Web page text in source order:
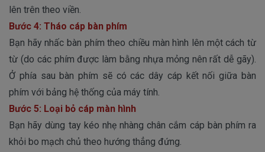
lên trên theo viền.
Bước 4: Tháo cáp bàn phím
Bạn hãy nhấc bàn phím theo chiều màn hình lên một cách từ
từ (do các phím được làm bằng nhựa mỏng nên rất dễ gãy).
Ở phía sau bàn phím sẽ có các dây cáp kết nối giữa bàn
phím với bảng hệ thống của máy tính.
Bước 5: Loại bỏ cáp màn hình
Bạn hãy dùng tay kéo nhẹ nhàng chân cắm cáp bàn phím ra
khỏi bo mạch chủ theo hướng thẳng đứng.